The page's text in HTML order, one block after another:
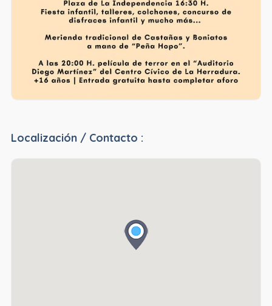
Localización / Contacto :